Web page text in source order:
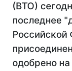
(ВТО)
последнее
одобрено